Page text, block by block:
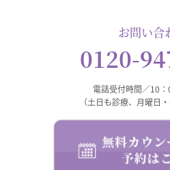
お問い合
0120-
電話受付時間／10
（土日も診療、月曜日